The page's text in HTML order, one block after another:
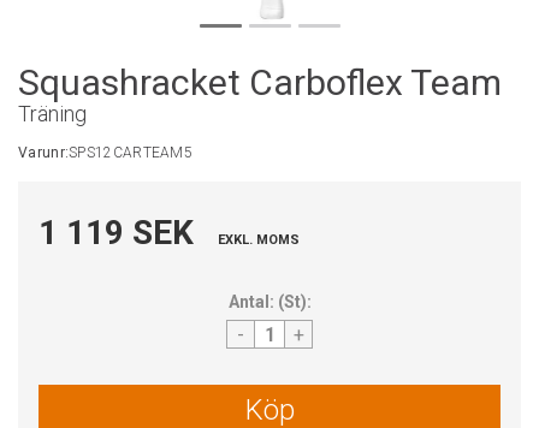
Squashracket Carboflex Team
Träning
Varunr:SPS12CARTEAM5
1 119 SEK EXKL. MOMS
Antal: (St):
- +
Köp